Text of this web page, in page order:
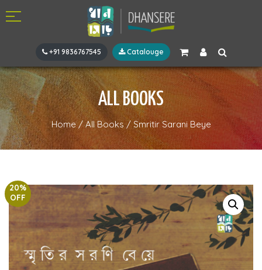
+91 9836767545 Catalouge
ALL BOOKS
Home/All Books /Smritir Sarani Beye
20%
OFF